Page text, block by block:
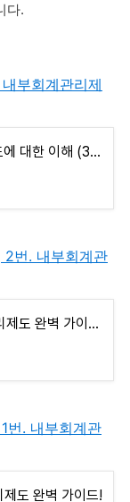
다.
부회계관리제
[K-SOX] 내부회계관리제도에 대한 이해 (3) 역할과 책임
번. 내부회계관
[K-SOX] 2번. 내부회계관리제도 완벽 가이드!
번. 내부회계관
도 완벽 가이드!